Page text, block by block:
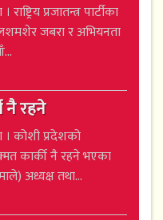
प्रजातन्त्र पार्टीका
जबरा र अभियनता
नै रहने
। कोशी प्रदेशको
कार्की नै रहने भएका
अध्यक्ष तथा...